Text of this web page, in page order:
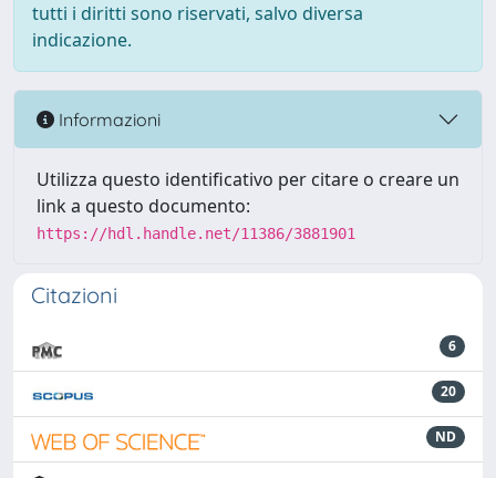
tutti i diritti sono riservati, salvo diversa
indicazione.
Informazioni
Utilizza questo identificativo per citare o creare un
link a questo documento:
https://hdl.handle.net/11386/3881901
Citazioni
6
20
ND